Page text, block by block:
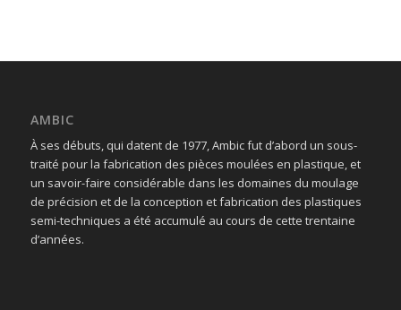
AMBIC
À ses débuts, qui datent de 1977, Ambic fut d’abord un sous-
traité pour la fabrication des pièces moulées en plastique, et
un savoir-faire considérable dans les domaines du moulage
de précision et de la conception et fabrication des plastiques
semi-techniques a été accumulé au cours de cette trentaine
d’années.